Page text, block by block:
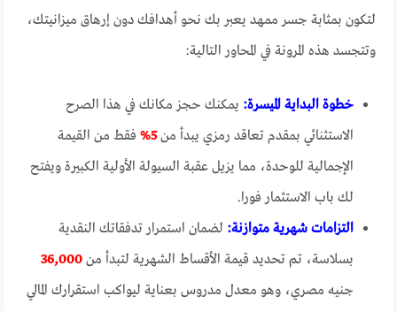
لتكون بمثابة جسر ممهد يعبر بك نحو أهدافك دون إرهاق ميزانيتك،
وتتجسد هذه المرونة في المحاور التالية:
خطوة البداية الميسرة: يمكنك حجز مكانك في هذا الصرح
الاستثنائي بمقدم تعاقد رمزي يبدأ من5%
فقط من القيمة
الإجمالية للوحدة، مما يزيل عقبة السيولة الأولية الكبيرة ويفتح
لك باب الاستثمار فورا.
التزامات شهرية متوازنة: لضمان استمرار تدفقاتك النقدية
بسلاسة، تم تحديد قيمة الأقساط الشهرية لتبدأ من36,000
جنيه مصري، وهو معدل مدروس بعناية ليواكب استقرارك المالي